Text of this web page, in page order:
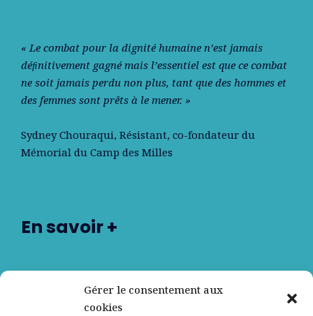
Gérer le consentement aux
cookies
« Le combat pour la dignité humaine n’est jamais
déﬁnitivement gagné mais l’essentiel est que ce combat
ne soit jamais perdu non plus, tant que des hommes et
des femmes sont prêts à le mener. »
Sydney Chouraqui, Résistant, co-fondateur du
Mémorial du Camp des Milles
En savoir +
Nos partenaires